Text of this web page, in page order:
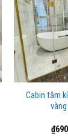
Cabin tắm
vàng
₫